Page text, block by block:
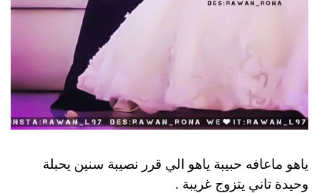
ياهو ماعافه حبيبة ياهو الي قرر نصيبة سنين يحبلة
وحيدة تاني يتزوج غريبة .